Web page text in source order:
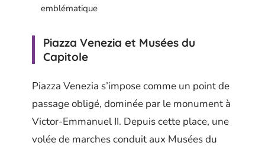
emblématique
Piazza Venezia et Musées du
Capitole
Piazza Venezia s’impose comme un point de
passage obligé, dominée par le monument à
Victor-Emmanuel II. Depuis cette place, une
volée de marches conduit aux Musées du